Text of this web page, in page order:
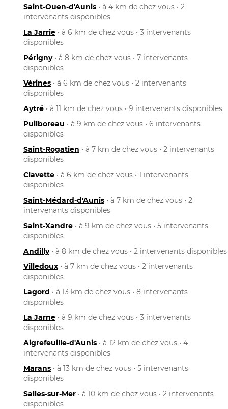
Saint-Ouen-d'Aunis • à 4 km de chez vous • 2
intervenants disponibles
La Jarrie • à 6 km de chez vous • 3 intervenants
disponibles
Périgny• à 8 km de chez vous • 7 intervenants
disponibles
Vérines • à 6 km de chez vous • 2 intervenants
disponibles
Aytré • à 11 km de chez vous • 9 intervenants disponibles
Puilboreau • à 9 km de chez vous • 6 intervenants
disponibles
Saint-Rogatien • à 7 km de chez vous • 2 intervenants
disponibles
Clavette • à 6 km de chez vous • 1 intervenants
disponibles
Saint-Médard-d'Aunis • à 7 km de chez vous • 2
intervenants disponibles
Saint-Xandre • à 9 km de chez vous • 5 intervenants
disponibles
Andilly• à 8 km de chez vous • 2 intervenants disponibles
Villedoux • à 7 km de chez vous • 2 intervenants
disponibles
Lagord • à 13 km de chez vous • 8 intervenants
disponibles
La Jarne • à 9 km de chez vous • 3 intervenants
disponibles
Aigrefeuille-d'Aunis • à 12 km de chez vous • 4
intervenants disponibles
Marans • à 13 km de chez vous • 5 intervenants
disponibles
Salles-sur-Mer • à 10 km de chez vous • 2 intervenants
disponibles